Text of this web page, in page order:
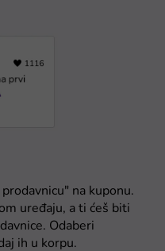
na kuponu.
uređaju, a ti ćeš biti
Odaberi
ih u korpu.